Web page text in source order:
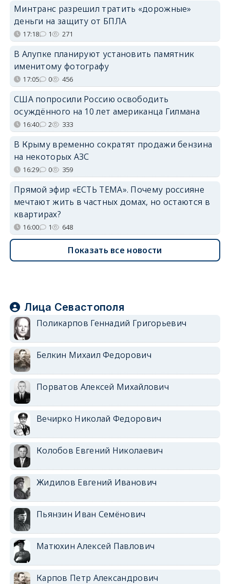
Минтранс разрешил тратить «дорожные»
деньги на защиту от БПЛА
17:18 1 271
В Алупке планируют установить памятник
именитому фотографу
17:05 0 456
США попросили Россию освободить
осуждённого на 10 лет американца Гилмана
16:40 2 333
В Крыму временно сократят продажи бензина
на некоторых АЗС
16:29 0 359
Прямой эфир «ЕСТЬ ТЕМА». Почему россияне
мечтают жить в частных домах, но остаются в
квартирах?
16:00 1 648
Показать все новости
Лица Севастополя
Поликарпов Геннадий Григорьевич
Белкин Михаил Федорович
Порватов Алексей Михайлович
Вечирко Николай Федорович
Колобов Евгений Николаевич
Жидилов Евгений Иванович
Пьянзин Иван Семёнович
Матюхин Алексей Павлович
Карпов Петр Александрович